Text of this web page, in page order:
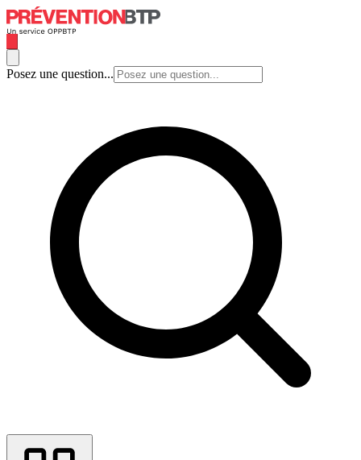
Posez une question...